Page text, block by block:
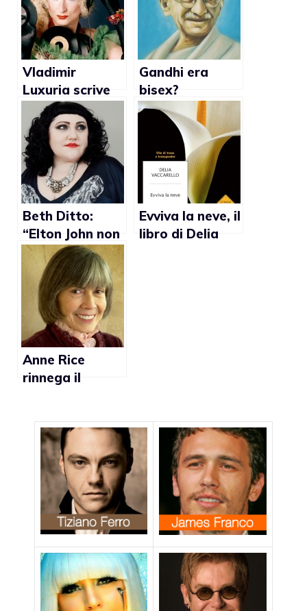
Vladimir
Luxuria scrive
un libro su una
storia gay
Gandhi era
bisex?
Beth Ditto:
“Elton John non
è troppo
vecchio per
essere padre”
Evviva la neve, il
libro di Delia
Anne Rice
rinnega il
figlio gay